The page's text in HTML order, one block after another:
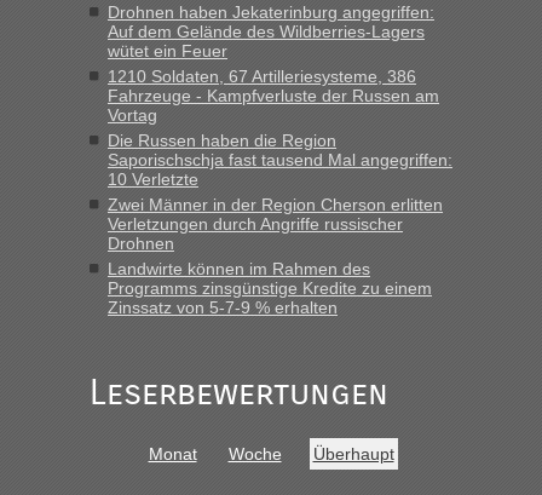
Straßen Kleidung bei der Einreise in die Ukraine
mitnehmen. Es ist gebrauchte Kleidung...“
Berichte und Reisetipps • Re: An welchem
Grenzübergang zwischen Polen und der Ukraine geht es am
schnellsten?
„Wir sind mit unserem Wohnmobil, wie geplant am Montag
15.6. in Krakovets rüber. Sehr zeitig los gegen 5 Uhr in der
Früh. Mit sehr sehr wenig Verkehr, super bis zur Grenze. Nur
8 PKW vor der Schranke....“
inBerichte und Reisetipps • Re: An welchem
Grenzübergang zwischen Polen und der Ukraine geht es am
in Krakowez mit dem Kleinbus. Abfertigung ging dann
schnell da auch Passagiere mit EU-Pass dabei waren“
Berichte und Reisetipps • Re: An welchem
Grenzübergang zwischen Polen und der Ukraine geht es am
Drohnen haben Jekaterinburg angegriffen:
Auf dem Gelände des Wildberries-Lagers
wütet ein Feuer
1210 Soldaten, 67 Artilleriesysteme, 386
Fahrzeuge - Kampfverluste der Russen am
Vortag
Die Russen haben die Region
Saporischschja fast tausend Mal angegriffen:
10 Verletzte
Zwei Männer in der Region Cherson erlitten
Verletzungen durch Angriffe russischer
Drohnen
Landwirte können im Rahmen des
Programms zinsgünstige Kredite zu einem
Zinssatz von 5-7-9 % erhalten
Leserbewertungen
Monat Woche Überhaupt